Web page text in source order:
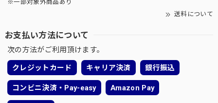
※一部対象外商品あり
送料について
お支払い方法について
次の方法がご利用頂けます。
クレジットカード キャリア決済 銀行振込
コンビニ決済・Pay-easy Amazon Pay